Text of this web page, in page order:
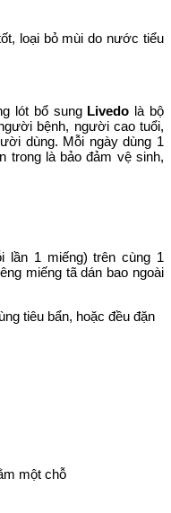
loại bỏ mùi do nước tiểu
lót bổ sung Livedo là bộ
bệnh, người cao tuổi,
dùng. Mỗi ngày dùng 1
trong là bảo đảm vệ sinh,
lần 1 miếng) trên cùng 1
miếng tã dán bao ngoài
tiêu bẩn, hoặc đều đặn
một chỗ